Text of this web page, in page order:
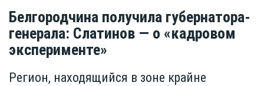
Белгородчина получила губернатора-
генерала: Слатинов — о «кадровом
эксперименте»
Регион, находящийся в зоне крайне